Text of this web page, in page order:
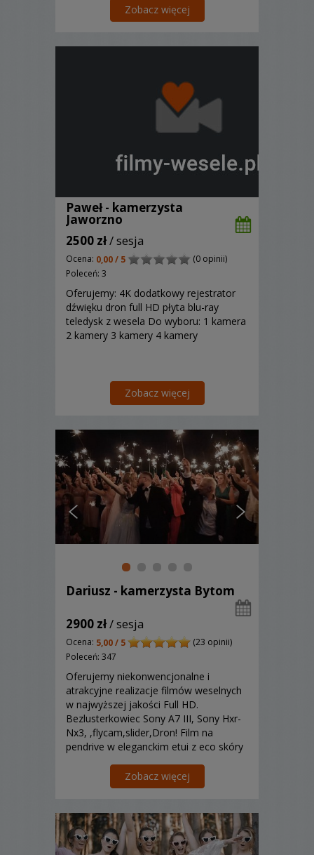
Nasza wizytówka.Zobacz więcej
Paweł - kamerzysta
Jaworzno
2500 zł/ sesja
Ocena: 0,00 / 5
(0 opinii)
Poleceń: 3
Oferujemy: 4K dodatkowy rejestrator
dźwięku dron full HD płyta blu-ray
teledysk z wesela Do wyboru: 1 kamera
2 kamery 3 kamery 4 kamery
Zobacz więcej
Dariusz - kamerzysta Bytom
2900 zł/ sesja
Ocena: 5,00 / 5
(23 opinii)
Poleceń: 347
Oferujemy niekonwencjonalne i
atrakcyjne realizacje filmów weselnych
w najwyższej jakości Full HD.
Bezlusterkowiec Sony A7 III, Sony Hxr-
Nx3, ,flycam,slider,Dron! Film na
pendrive w eleganckim etui z eco skóry
Zobacz więcej